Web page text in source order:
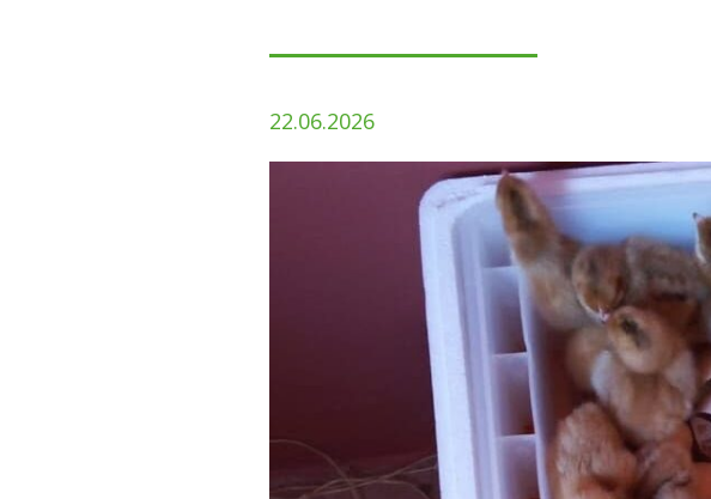
22.06.2026